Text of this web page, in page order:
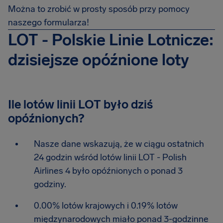
Można to zrobić w prosty sposób przy pomocy
naszego formularza!
LOT - Polskie Linie Lotnicze:
dzisiejsze opóźnione loty
Ile lotów linii LOT było dziś
opóźnionych?
Nasze dane wskazują, że w ciągu ostatnich
24 godzin wśród lotów linii LOT - Polish
Airlines 4 było opóźnionych o ponad 3
godziny.
0.00% lotów krajowych i 0.19% lotów
międzynarodowych miało ponad 3-godzinne